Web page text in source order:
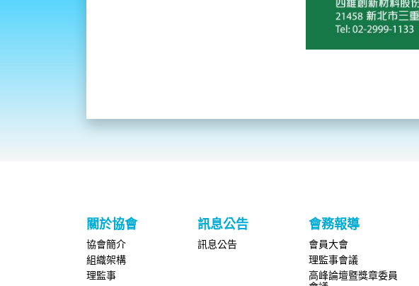
關於協會
協會簡介
組織架構
理監事
訊息公告
訊息公告
會務報導
會員大會
理監事會議
高峰論壇暨獎章委員